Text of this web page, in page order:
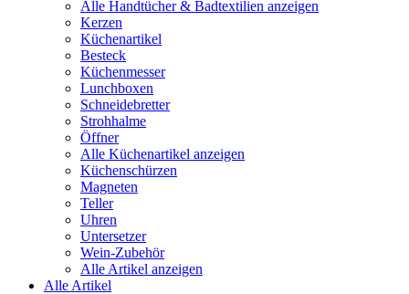
Alle Handtücher & Badtextilien anzeigen
Kerzen
Küchenartikel
Besteck
Küchenmesser
Lunchboxen
Schneidebretter
Strohhalme
Öffner
Alle Küchenartikel anzeigen
Küchenschürzen
Magneten
Teller
Uhren
Untersetzer
Wein-Zubehör
Alle Artikel anzeigen
Alle Artikel